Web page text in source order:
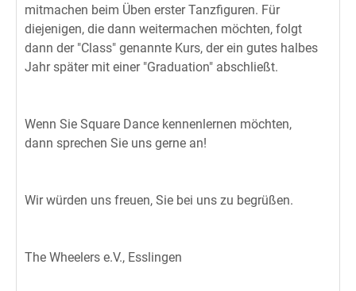
mitmachen beim Üben erster Tanzfiguren. Für
diejenigen, die dann weitermachen möchten, folgt
dann der "Class" genannte Kurs, der ein gutes halbes
Jahr später mit einer "Graduation" abschließt.
Wenn Sie Square Dance kennenlernen möchten,
dann sprechen Sie uns gerne an!
Wir würden uns freuen, Sie bei uns zu begrüßen.
The Wheelers e.V., Esslingen